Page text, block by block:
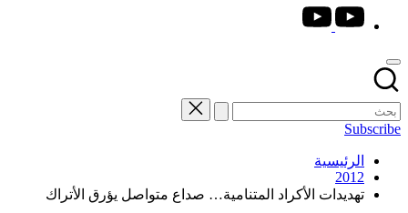
youtube.com
Subscribe
الرئيسية
2012
تهديدات الأكراد المتنامية… صداع متواصل يؤرق الأتراك